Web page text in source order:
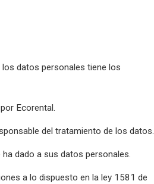
datos personales tiene los
Ecorental.
del tratamiento de los datos.
dado a sus datos personales.
a lo dispuesto en la ley 1581 de